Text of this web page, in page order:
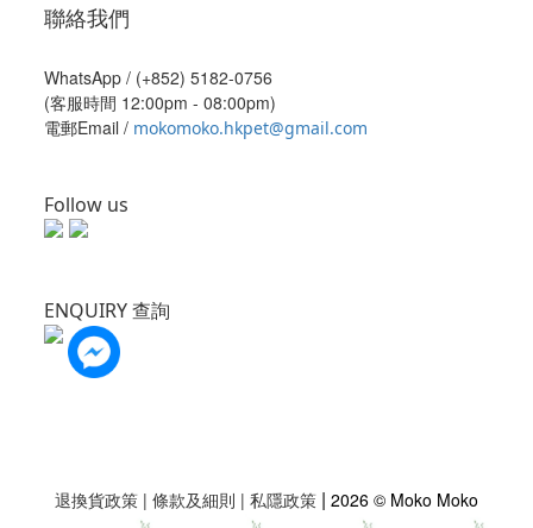
聯絡我們
WhatsApp / (+852) 5182-0756
(客服時間 12:00pm - 08:00pm)
電郵Email / mokomoko.hkpet@gmail.com
Follow us
ENQUIRY 查詢
退換貨政策 | 條款及細則 | 私隱政策 | 2026 © Moko Moko